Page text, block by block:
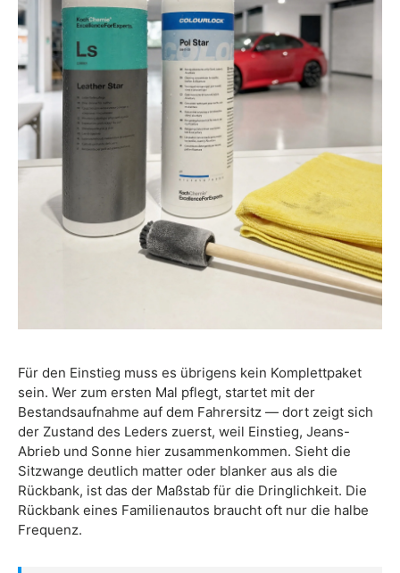
Für den Einstieg muss es übrigens kein Komplettpaket
sein. Wer zum ersten Mal pflegt, startet mit der
Bestandsaufnahme auf dem Fahrersitz — dort zeigt sich
der Zustand des Leders zuerst, weil Einstieg, Jeans-
Abrieb und Sonne hier zusammenkommen. Sieht die
Sitzwange deutlich matter oder blanker aus als die
Rückbank, ist das der Maßstab für die Dringlichkeit. Die
Rückbank eines Familienautos braucht oft nur die halbe
Frequenz.